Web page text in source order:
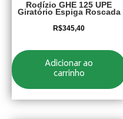
Rodízio GHE 125 UPE
Giratório Espiga Roscada
R$345,40
Adicionar ao
carrinho